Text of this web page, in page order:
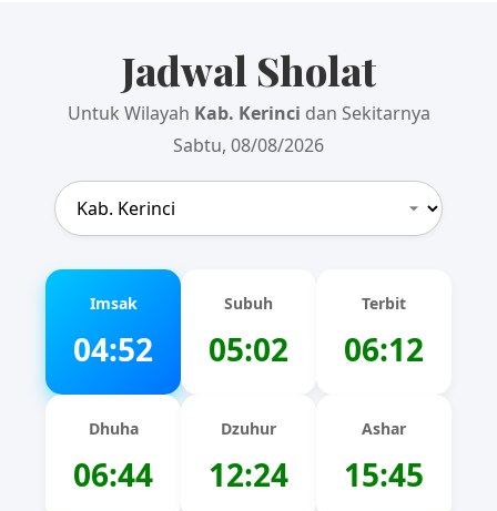
Jadwal Sholat
Untuk Wilayah Kab. Kerinci dan Sekitarnya
Sabtu, 08/08/2026
Imsak
04:52
Subuh
05:02
Terbit
06:12
Dhuha
06:44
Dzuhur
12:24
Ashar
15:45